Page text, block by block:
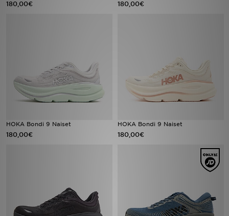
180,00€ 180,00€
HOKA Bondi 9 Naiset
180,00€
HOKA Bondi 9 Naiset
180,00€
Minun viestini